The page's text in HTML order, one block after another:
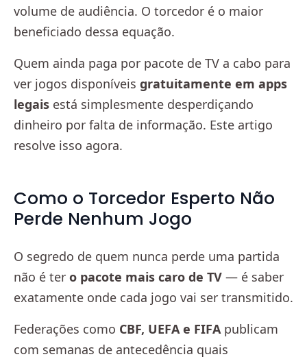
volume de audiência. O torcedor é o maior
beneficiado dessa equação.
Quem ainda paga por pacote de TV a cabo para
ver jogos disponíveis gratuitamente em apps
legais está simplesmente desperdiçando
dinheiro por falta de informação. Este artigo
resolve isso agora.
Como o Torcedor Esperto Não
Perde Nenhum Jogo
O segredo de quem nunca perde uma partida
não é ter o pacote mais caro de TV — é saber
exatamente onde cada jogo vai ser transmitido.
Federações como CBF, UEFA e FIFApublicam
com semanas de antecedência quais